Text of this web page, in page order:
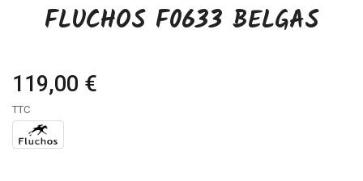
FLUCHOS F0633 BELGAS
119,00 €
TTC